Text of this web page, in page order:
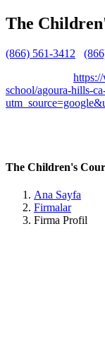
The
(866) 561-3412
school/agoura-hills-
The Children's
Ana Sayfa
Firmalar
Firma Profil